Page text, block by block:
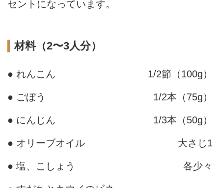
セントになっています。
材料（2〜3人分）
● れんこん 1/2節（100g）
● ごぼう 1/2本（75g）
● にんじん 1/3本（50g）
● オリーブオイル 大さじ1
● 塩、こしょう 各少々